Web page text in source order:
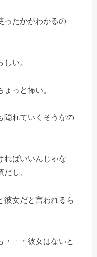
ったかがわかるの
い。
っと怖い。
隠れていくそうなの
ればいいんじゃな
し、
彼女だと言われるら
・・・彼女はないと